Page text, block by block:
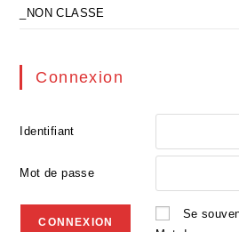
_NON CLASSE
Connexion
Identifiant
Mot de passe
Se